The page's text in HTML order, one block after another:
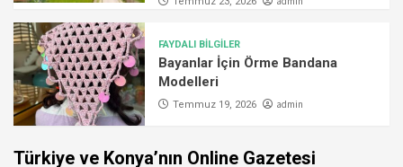
FAYDALI BİLGİLER
Bayanlar İçin Örme Bandana
Modelleri
Temmuz 19, 2026 admin
Türkiye ve Konya’nın Online Gazetesi